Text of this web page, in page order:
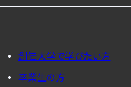
創価大学で学びたい方
卒業生の方